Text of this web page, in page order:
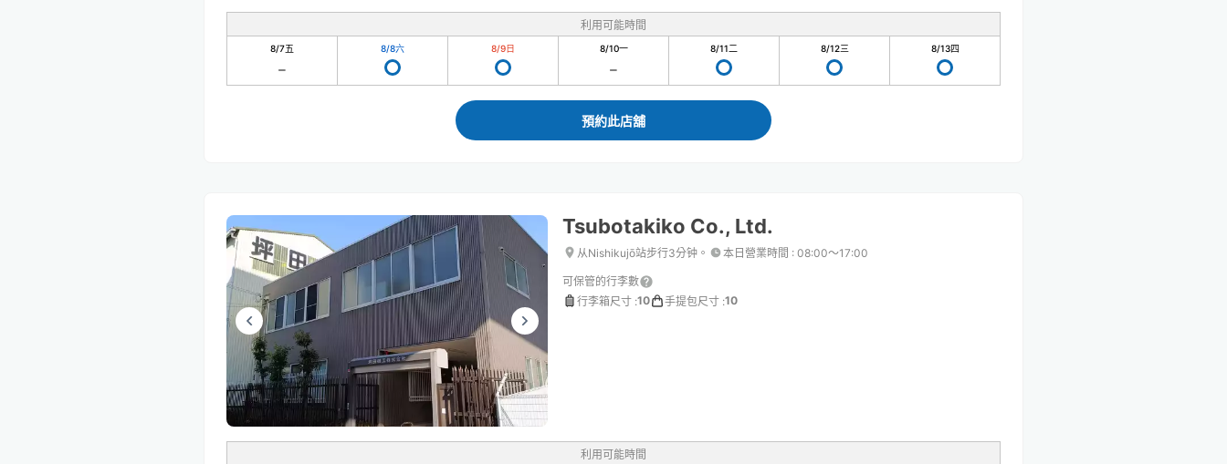
利用可能時間
8/7五 8/8六 8/9日 8/10一 8/11二 8/12三 8/13四
預約此店舖
Tsubotakiko Co., Ltd.
从Nishikujō站步行3分钟。 本日營業時間 : 08:00〜17:00
可保管的行李數
行李箱尺寸 :10 手提包尺寸 :10
利用可能時間